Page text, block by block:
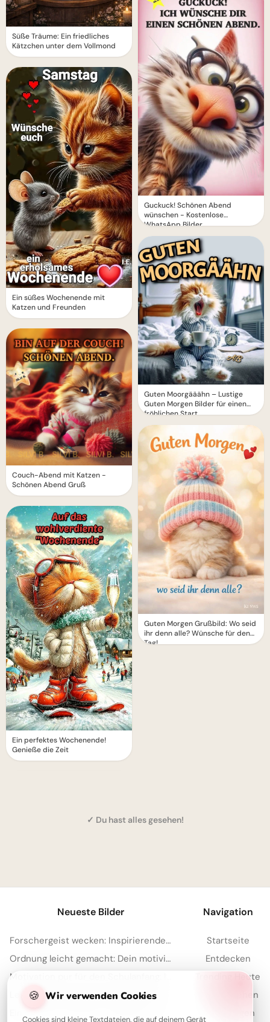
Süße Träume: Ein friedliches
Kätzchen unter dem Vollmond
Ein süßes Wochenende mit
Katzen und Freunden
Couch-Abend mit Katzen -
Schönen Abend Gruß
Ein perfektes Wochenende!
Genieße die Zeit
Guckuck! Schönen Abend
wünschen - Kostenlose
WhatsApp Bilder
Guten Moorgääähn – Lustige
Guten Morgen Bilder für einen
fröhlichen Start
Guten Morgen Grußbild: Wo seid
ihr denn alle? Wünsche für den
Tag!
✓ Du hast alles gesehen!
🍪 Wir verwenden Cookies
Cookies sind kleine Textdateien, die auf deinem Gerät
Neueste Bilder
Forschergeist wecken: Inspirierende Schulstart-Bilder für Facebook
Ordnung leicht gemacht: Dein motivierender Spruch für Instagram zum Schulstart!
Navigation
Startseite
Entdecken
Trending Heute
Meistgesehen
Sammlungen